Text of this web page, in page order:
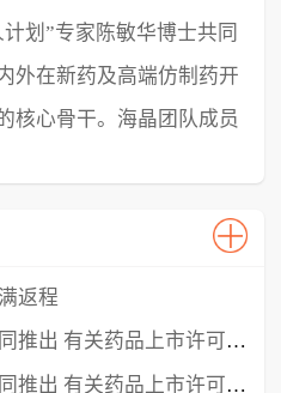
划”专家陈敏华博士共同
外在新药及高端仿制药开
核心骨干。海晶团队成员
返程
手同行，履践致远，砥砺深耕。值此海晶周年庆典之北京海晶与药研学院共同推出 有关药品上市许可持有人（MAH）的直播课程
士再次受邀做客药研学院直播间，对药品上市许可持有
北京海晶与药研学院共同推出 有关药品上市许可持有人（MAH）的直播课程